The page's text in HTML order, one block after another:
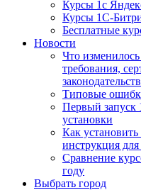
Курсы 1с
Курсы 1С-
Бесплатные
Новости
Что
требования,
Типовые
Первый запуск
установки
Как
инструкция
Сравнение
году
Выбрать город